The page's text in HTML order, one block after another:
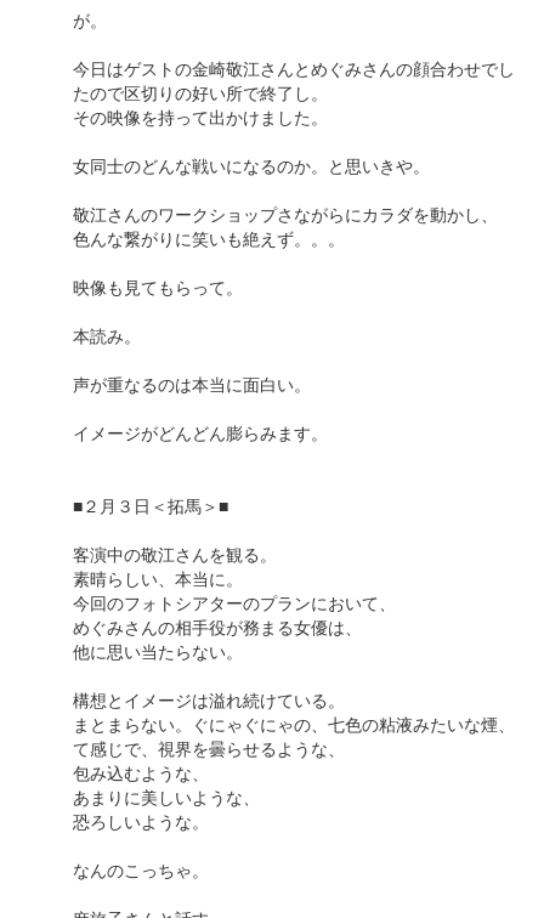
が。
今日はゲストの金崎敬江さんとめぐみさんの顔合わせでし
たので区切りの好い所で終了し。
その映像を持って出かけました。
女同士のどんな戦いになるのか。と思いきや。
敬江さんのワークショップさながらにカラダを動かし、
色んな繋がりに笑いも絶えず。。。
映像も見てもらって。
本読み。
声が重なるのは本当に面白い。
イメージがどんどん膨らみます。
■２月３日＜拓馬＞■
客演中の敬江さんを観る。
素晴らしい、本当に。
今回のフォトシアターのプランにおいて、
めぐみさんの相手役が務まる女優は、
他に思い当たらない。
構想とイメージは溢れ続けている。
まとまらない。ぐにゃぐにゃの、七色の粘液みたいな煙、
て感じで、視界を曇らせるような、
包み込むような、
あまりに美しいような、
恐ろしいような。
なんのこっちゃ。